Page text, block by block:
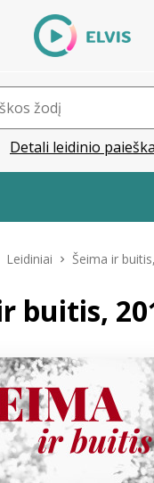
Detali leidinio paieška
Leidiniai Šeima ir
buitis,